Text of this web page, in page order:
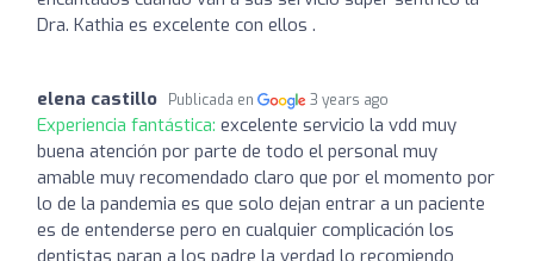
Dra. Kathia es excelente con ellos .
elena castillo Publicada en 3 years ago
Experiencia fantástica: excelente servicio la vdd muy
buena atención por parte de todo el personal muy
amable muy recomendado claro que por el momento por
lo de la pandemia es que solo dejan entrar a un paciente
es de entenderse pero en cualquier complicación los
dentistas paran a los padre la verdad lo recomiendo